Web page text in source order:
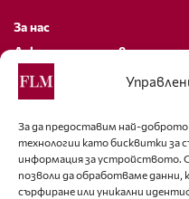
За да предоставим най-
технологии като бисквитки за
информация за устройството.
позволи да обработваме данни,
сърфиране или уникални
За нас
Декларация за
Политика за бисквитки
За контакти
editor@fashion-lifestyle.net
+359 88 227 33 47